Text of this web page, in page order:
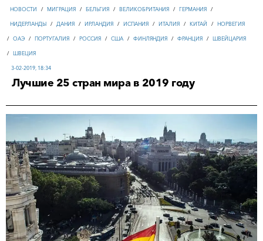
НОВОСТИ / МИГРАЦИЯ / БЕЛЬГИЯ / ВЕЛИКОБРИТАНИЯ / ГЕРМАНИЯ /
НИДЕРЛАНДЫ / ДАНИЯ / ИРЛАНДИЯ / ИСПАНИЯ / ИТАЛИЯ / КИТАЙ / НОРВЕГИЯ
/ ОАЭ / ПОРТУГАЛИЯ / РОССИЯ / США / ФИНЛЯНДИЯ / ФРАНЦИЯ / ШВЕЙЦАРИЯ
/ ШВЕЦИЯ
3-02-2019, 18:34
Лучшие 25 стран мира в 2019 году